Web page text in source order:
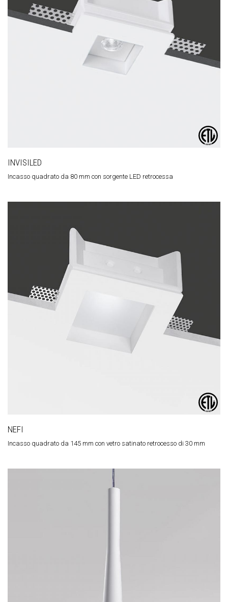
INVISILED
Incasso quadrato da 80 mm con sorgente LED retrocessa
NEFI
Incasso quadrato da 145 mm con vetro satinato retrocesso di 30 mm